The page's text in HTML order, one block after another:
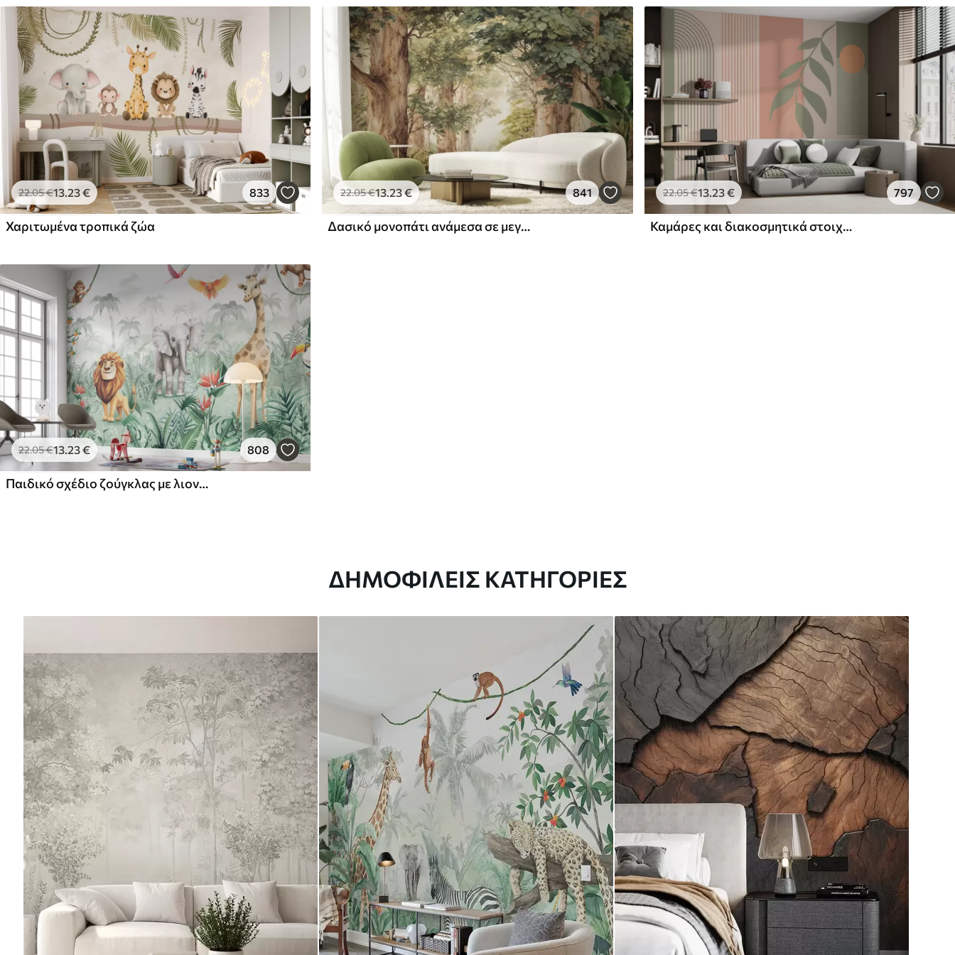
22.05€13.23€ 833
Χαριτωμένα τροπικά ζώα
22.05€13.23€ 841
Δασικό μονοπάτι ανάμεσα σε μεγαλοπρεπή δέντρα σε στυλ ακουαρέλας
22.05€13.23€ 797
Καμάρες και διακοσμητικά στοιχεία σε στυλ boho
22.05€13.23€ 808
Παιδικό σχέδιο ζούγκλας με λιοντάρι, καμηλοπάρδαλη, ελέφαντα και παπαγάλους
ΔΗΜΟΦΙΛΕΊΣ ΚΑΤΗΓΟΡΊΕΣ